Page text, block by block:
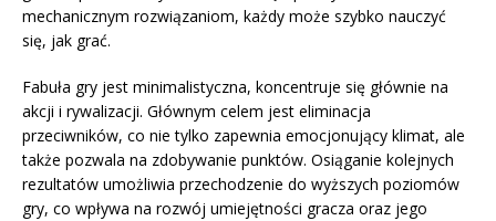
mechanicznym rozwiązaniom, każdy może szybko nauczyć
się, jak grać.
Fabuła gry jest minimalistyczna, koncentruje się głównie na
akcji i rywalizacji. Głównym celem jest eliminacja
przeciwników, co nie tylko zapewnia emocjonujący klimat, ale
także pozwala na zdobywanie punktów. Osiąganie kolejnych
rezultatów umożliwia przechodzenie do wyższych poziomów
gry, co wpływa na rozwój umiejętności gracza oraz jego